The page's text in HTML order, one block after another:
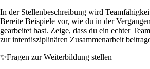
In der Stellenbeschreibung wird
Bereite Beispiele vor, wie du in der
gearbeitet hast. Zeige, dass du ein echter
zur interdisziplinären Zusammenarbeit
✨Fragen zur Weiterbildung stellen